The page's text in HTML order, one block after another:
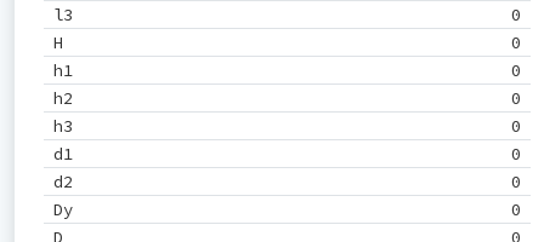
l3
0
H
0
h1
0
h2
0
h3
0
d1
0
d2
0
Dу
0
D
0